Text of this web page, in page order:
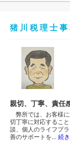
猪 川 税 理 士 事
親切、丁寧、責任
弊所では、お客様
切丁寧に対応するこ
談、個人のライフプ
善のサポートを… 続